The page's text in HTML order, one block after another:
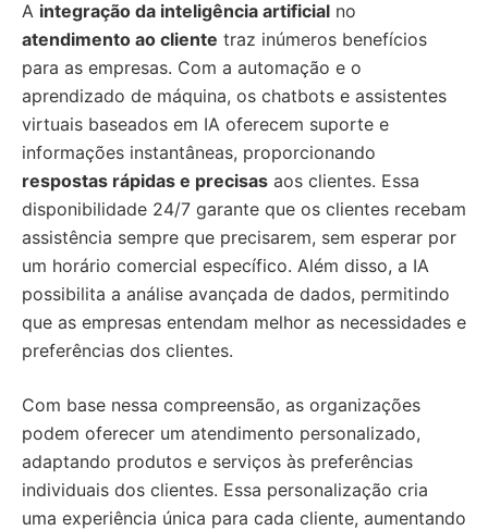
A integração da inteligência artificial no
atendimento ao cliente traz inúmeros benefícios
para as empresas. Com a automação e o
aprendizado de máquina, os chatbots e assistentes
virtuais baseados em IA oferecem suporte e
informações instantâneas, proporcionando
respostas rápidas e precisas aos clientes. Essa
disponibilidade 24/7 garante que os clientes recebam
assistência sempre que precisarem, sem esperar por
um horário comercial específico. Além disso, a IA
possibilita a análise avançada de dados, permitindo
que as empresas entendam melhor as necessidades e
preferências dos clientes.
Com base nessa compreensão, as organizações
podem oferecer um atendimento personalizado,
adaptando produtos e serviços às preferências
individuais dos clientes. Essa personalização cria
uma experiência única para cada cliente, aumentando